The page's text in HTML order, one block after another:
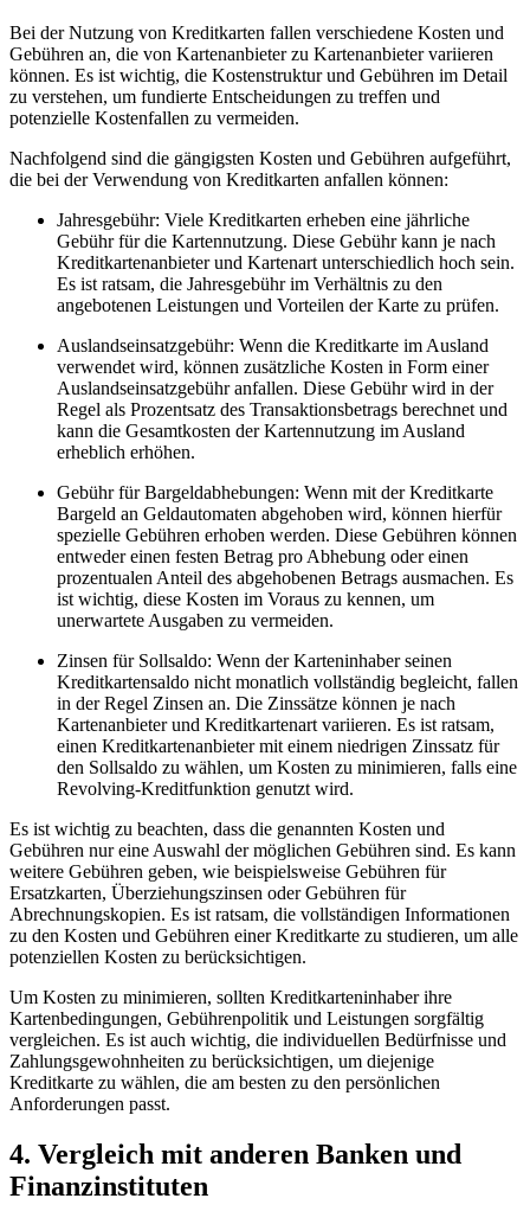
Bei der Nutzung von Kreditkarten ‌fallen verschiedene Kosten und
Gebühren an, die ‌von Kartenanbieter zu⁢ Kartenanbieter variieren
können. Es⁣ ist‌ wichtig, die ⁢Kostenstruktur und Gebühren im Detail
zu‍ verstehen, um ⁤fundierte Entscheidungen zu treffen⁣ und
potenzielle Kostenfallen zu⁣ vermeiden.
Nachfolgend sind die ​gängigsten Kosten und Gebühren​ aufgeführt,⁣
die ‍bei der Verwendung von‌ Kreditkarten⁢ anfallen können:
Jahresgebühr:​ Viele ⁢Kreditkarten erheben eine jährliche
Gebühr für die ⁢Kartennutzung. Diese Gebühr kann je nach
Kreditkartenanbieter ⁢und ‌Kartenart unterschiedlich hoch sein.
Es ‍ist ratsam, die Jahresgebühr im Verhältnis zu ⁢den
angebotenen Leistungen und‍ Vorteilen der Karte zu⁣ prüfen.
Auslandseinsatzgebühr: Wenn die Kreditkarte im Ausland
verwendet wird, können zusätzliche Kosten in Form einer
Auslandseinsatzgebühr anfallen. Diese ⁤Gebühr wird in der
‌Regel als Prozentsatz des Transaktionsbetrags‌ berechnet ⁣und
⁣kann die Gesamtkosten der Kartennutzung im Ausland‌
erheblich​ erhöhen.
Gebühr für Bargeldabhebungen: Wenn mit der Kreditkarte
Bargeld an Geldautomaten abgehoben ‌wird, können ‍hierfür​
spezielle Gebühren ⁣erhoben werden. Diese Gebühren können
entweder⁢ einen festen ‌Betrag pro Abhebung oder einen
‍prozentualen Anteil des abgehobenen Betrags‌ ausmachen. ⁤Es
⁢ist wichtig, diese Kosten im Voraus zu‍ kennen, ⁢um
unerwartete Ausgaben‌ zu vermeiden.
Zinsen für Sollsaldo: Wenn der⁤ Karteninhaber seinen‍
Kreditkartensaldo nicht monatlich vollständig ‌begleicht, fallen
in​ der⁣ Regel Zinsen an. Die⁣ Zinssätze ‍können je⁤ nach
Kartenanbieter und‌ Kreditkartenart variieren. Es ist ratsam,
einen Kreditkartenanbieter mit ⁤einem niedrigen Zinssatz ‍für
den Sollsaldo⁣ zu wählen, um Kosten ⁢zu minimieren, falls eine⁤
Revolving-Kreditfunktion genutzt wird.
Es ist wichtig zu beachten, dass ⁢die genannten ⁣Kosten und
Gebühren nur eine ⁣Auswahl der möglichen⁣ Gebühren sind. Es kann
weitere Gebühren geben, wie beispielsweise Gebühren für
Ersatzkarten, Überziehungszinsen ‍oder ⁢Gebühren⁢ für
Abrechnungskopien. ⁢Es ist ratsam, die vollständigen Informationen
zu ⁢den Kosten und Gebühren‌ einer Kreditkarte⁤ zu ⁣studieren, um‍ alle
potenziellen ⁣Kosten zu berücksichtigen.
Um Kosten zu ⁢minimieren, sollten ‌Kreditkarteninhaber ihre
Kartenbedingungen, ⁢Gebührenpolitik und⁢ Leistungen sorgfältig
vergleichen. Es ‌ist auch wichtig, die individuellen Bedürfnisse und
Zahlungsgewohnheiten zu berücksichtigen, um diejenige⁢
Kreditkarte ‍zu ‌wählen, die am besten zu den persönlichen
Anforderungen passt.
4. Vergleich mit anderen Banken und ​
Finanzinstituten